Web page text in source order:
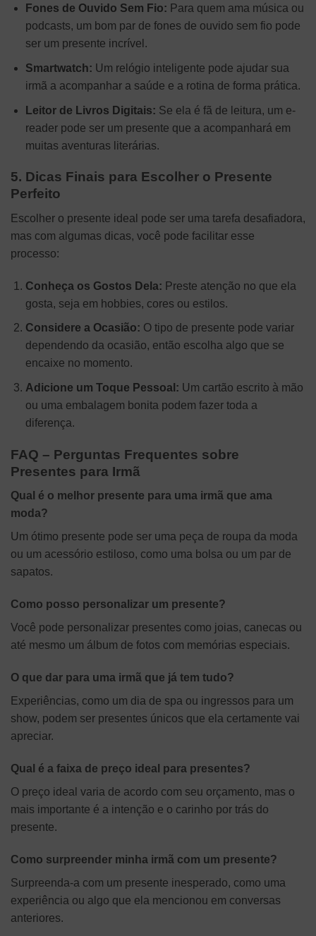
Fones de Ouvido Sem Fio: Para quem ama música ou
podcasts, um bom par de fones de ouvido sem fio pode
ser um presente incrível.
Smartwatch: Um relógio inteligente pode ajudar sua
irmã a acompanhar a saúde e a rotina de forma prática.
Leitor de Livros Digitais: Se ela é fã de leitura, um e-
reader pode ser um presente que a acompanhará em
muitas aventuras literárias.
5. Dicas Finais para Escolher o Presente
Perfeito
Escolher o presente ideal pode ser uma tarefa desafiadora,
mas com algumas dicas, você pode facilitar esse
processo:
Conheça os Gostos Dela: Preste atenção no que ela
gosta, seja em hobbies, cores ou estilos.
Considere a Ocasião: O tipo de presente pode variar
dependendo da ocasião, então escolha algo que se
encaixe no momento.
Adicione um Toque Pessoal: Um cartão escrito à mão
ou uma embalagem bonita podem fazer toda a
diferença.
FAQ – Perguntas Frequentes sobre
Presentes para Irmã
Qual é o melhor presente para uma irmã que ama
moda?
Um ótimo presente pode ser uma peça de roupa da moda
ou um acessório estiloso, como uma bolsa ou um par de
sapatos.
Como posso personalizar um presente?
Você pode personalizar presentes como joias, canecas ou
até mesmo um álbum de fotos com memórias especiais.
O que dar para uma irmã que já tem tudo?
Experiências, como um dia de spa ou ingressos para um
show, podem ser presentes únicos que ela certamente vai
apreciar.
Qual é a faixa de preço ideal para presentes?
O preço ideal varia de acordo com seu orçamento, mas o
mais importante é a intenção e o carinho por trás do
presente.
Como surpreender minha irmã com um presente?
Surpreenda-a com um presente inesperado, como uma
experiência ou algo que ela mencionou em conversas
anteriores.